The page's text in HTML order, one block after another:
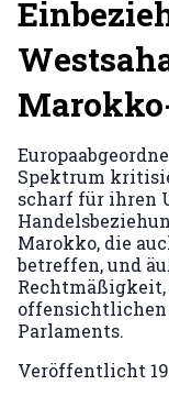
Spektrum
scharf für ihren
Marokko, die
betreffen, und
Rechtmäßigkeit,
offensichtlichen
Parlaments.
Veröffentlicht